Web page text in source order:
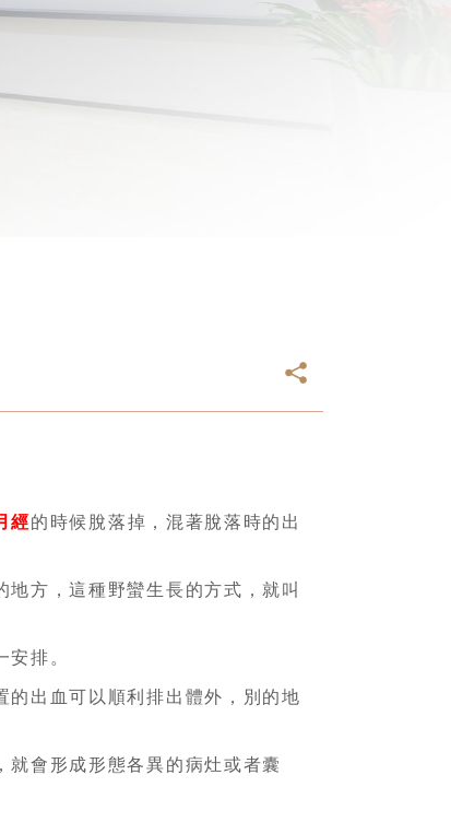
經的時候脫落掉，混著脫落時的出
方，這種野蠻生長的方式，就叫
排。
的出血可以順利排出體外，別的地
會形成形態各異的病灶或者囊